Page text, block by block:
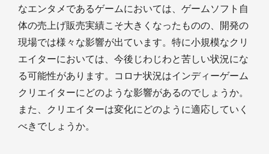
なエンタメであるゲームにおいては、ゲームソフト自
体の売上げ販売実績こそ大きくなったものの、開発の
現場では様々な影響が出ています。特に小規模なクリ
エイターにおいては、今後じわじわと苦しい状況にな
る可能性があります。コロナ状況はインディーゲーム
クリエイターにどのような影響があるのでしょうか。
また、クリエイターは変化にどのように適応していく
べきでしょうか。